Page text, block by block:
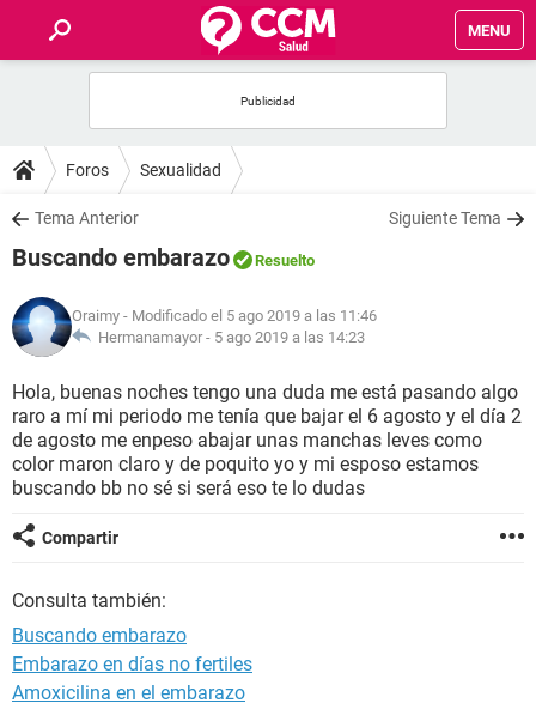
MENU
FOROS
SALUD
NUTRICIÓN
BIENESTAR
SEXUALIDAD
GLOSARIO
Foros Sexualidad
Tema Anterior Siguiente Tema
Buscando embarazo Resuelto
Oraimy - Modificado el 5 ago 2019 a las 11:46
Hermanamayor - 5 ago 2019 a las 14:23
Hola, buenas noches tengo una duda me está pasando algo
raro a mí mi periodo me tenía que bajar el 6 agosto y el día 2
de agosto me enpeso abajar unas manchas leves como
color maron claro y de poquito yo y mi esposo estamos
buscando bb no sé si será eso te lo dudas
Compartir
Consulta también:
Buscando embarazo
Embarazo en días no fertiles
Amoxicilina en el embarazo